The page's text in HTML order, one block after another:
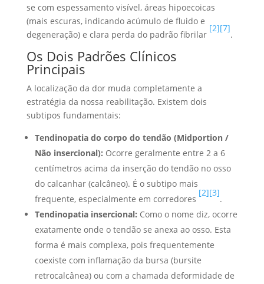
se com espessamento visível, áreas hipoecoicas
(mais escuras, indicando acúmulo de fluido e
degeneração) e clara perda do padrão fibrilar
[2][7]
.
Os Dois Padrões Clínicos
Principais
A localização da dor muda completamente a
estratégia da nossa reabilitação. Existem dois
subtipos fundamentais:
Tendinopatia do corpo do tendão (Midportion /
Não insercional): Ocorre geralmente entre 2 a 6
centímetros acima da inserção do tendão no osso
do calcanhar (calcâneo). É o subtipo mais
frequente, especialmente em corredores
[2][3]
.
Tendinopatia insercional: Como o nome diz, ocorre
exatamente onde o tendão se anexa ao osso. Esta
forma é mais complexa, pois frequentemente
coexiste com inflamação da bursa (bursite
retrocalcânea) ou com a chamada deformidade de